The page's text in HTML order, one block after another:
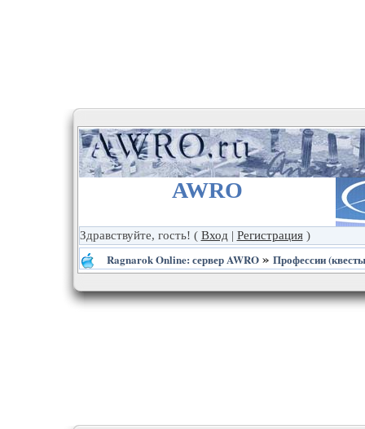
AWRO
Здравствуйте, гость! ( Вход | Регистрация)
Ragnarok Online: сервер AWRO» Профессии